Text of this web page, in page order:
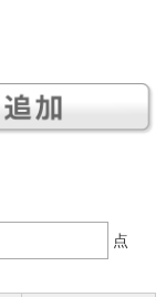
点